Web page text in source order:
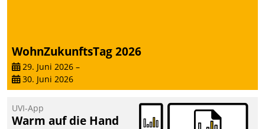
WohnZukunftsTag 2026
29. Juni 2026 –
30. Juni 2026
UVI-App
Warm auf die Hand